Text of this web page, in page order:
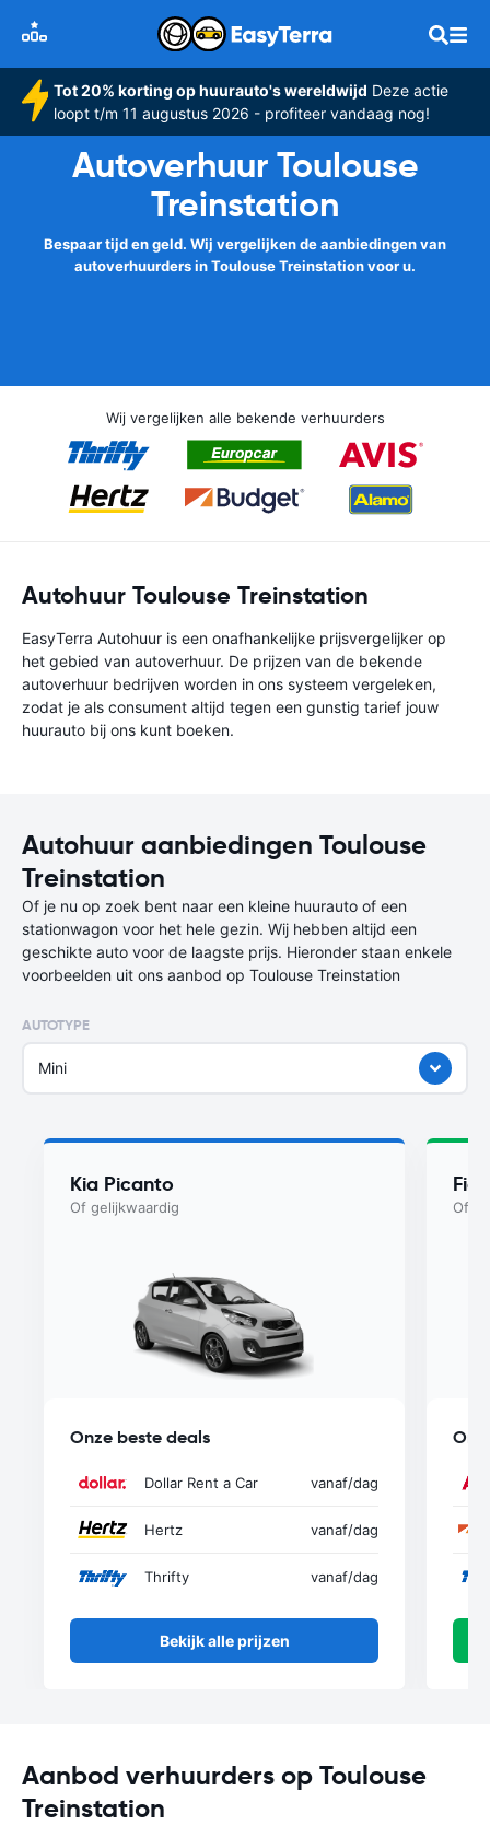
Tot 20% korting op huurauto's wereldwijd Deze actie
loopt t/m 11 augustus 2026 - profiteer vandaag nog!
Autoverhuur Toulouse
Treinstation
Bespaar tijd en geld. Wij vergelijken de aanbiedingen van
autoverhuurders in Toulouse Treinstation voor u.
Wij vergelijken alle bekende verhuurders
Autohuur Toulouse Treinstation
EasyTerra Autohuur is een onafhankelijke prijsvergelijker op
het gebied van autoverhuur. De prijzen van de bekende
autoverhuur bedrijven worden in ons systeem vergeleken,
zodat je als consument altijd tegen een gunstig tarief jouw
huurauto bij ons kunt boeken.
Autohuur aanbiedingen Toulouse
Treinstation
Of je nu op zoek bent naar een kleine huurauto of een
stationwagon voor het hele gezin. Wij hebben altijd een
geschikte auto voor de laagste prijs. Hieronder staan enkele
voorbeelden uit ons aanbod op Toulouse Treinstation
AUTOTYPE
Mini
Kia Picanto
Of gelijkwaardig
Onze beste deals
Dollar Rent a Car vanaf/dag
Hertz vanaf/dag
Thrifty vanaf/dag
Bekijk alle prijzen
Of
Aanbod verhuurders op Toulouse
Treinstation